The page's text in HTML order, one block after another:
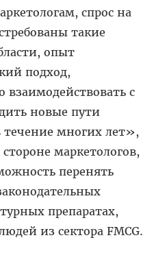
спрос на
такие
опыт
подход,
взаимодействовать с
новые пути
многих лет»,
маркетологов,
перенять
препаратах,
из сектора FMCG.